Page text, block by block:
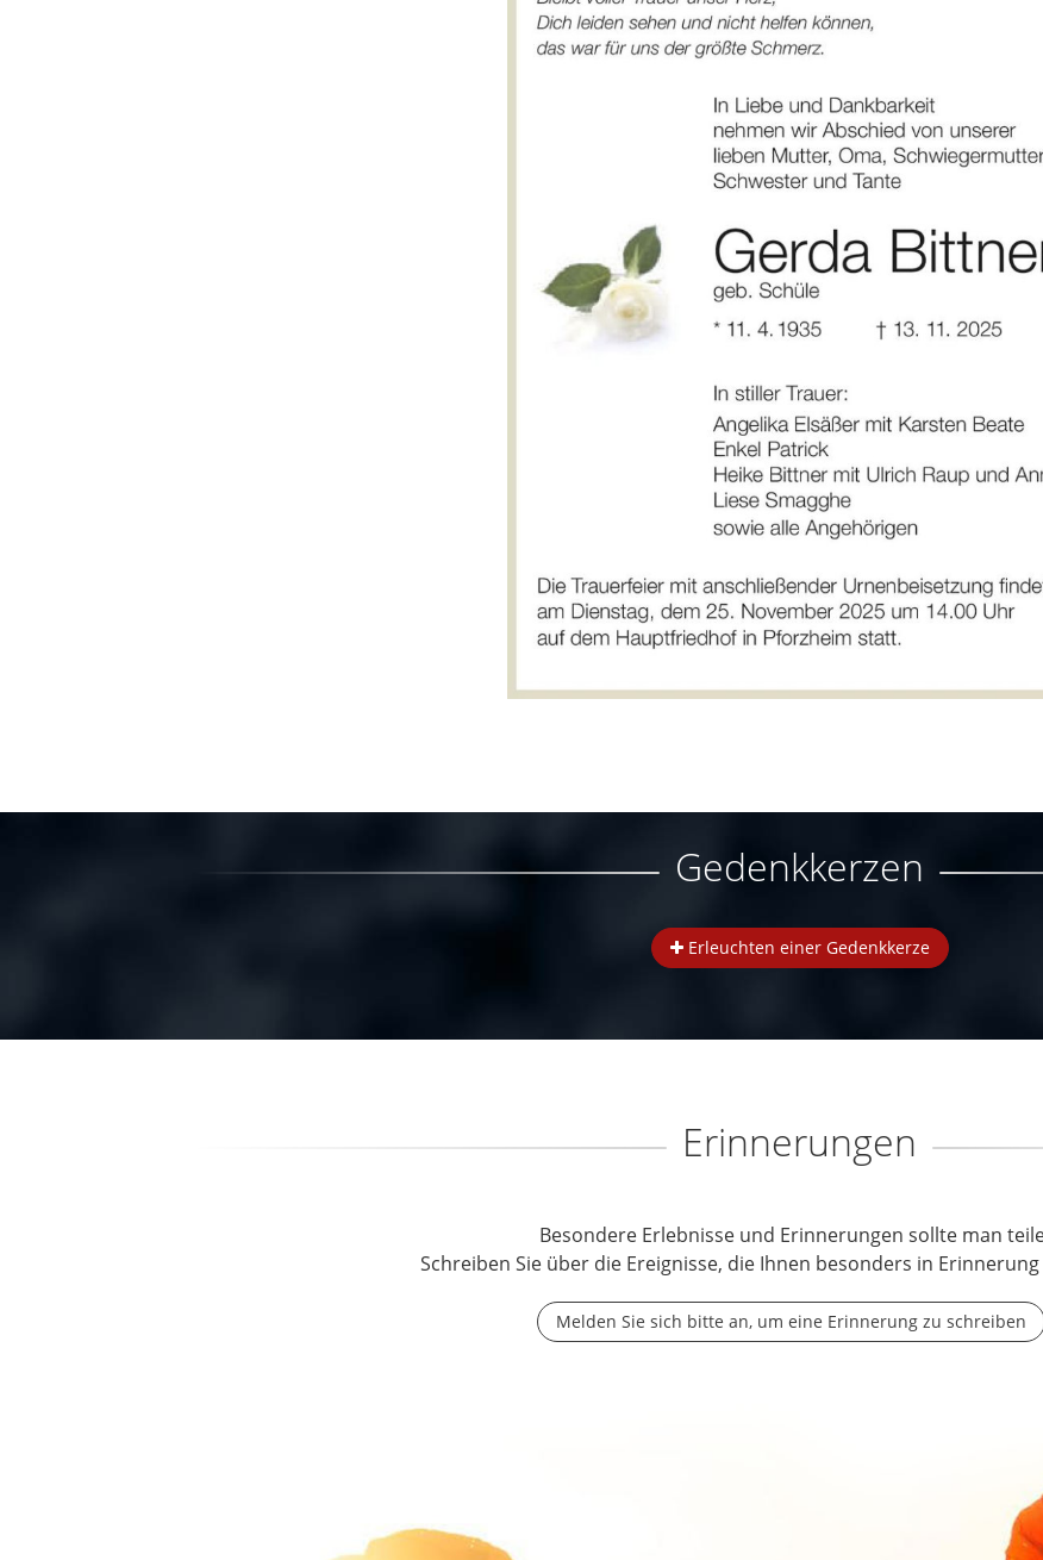
Gedenkkerzen
Erleuchten einer Gedenkkerze
Erinnerungen
Besondere Erlebnisse und Erinnerungen sollte man
Schreiben Sie über die Ereignisse, die Ihnen besonders in
Melden Sie sich bitte an, um eine Erinnerung zu schreiben